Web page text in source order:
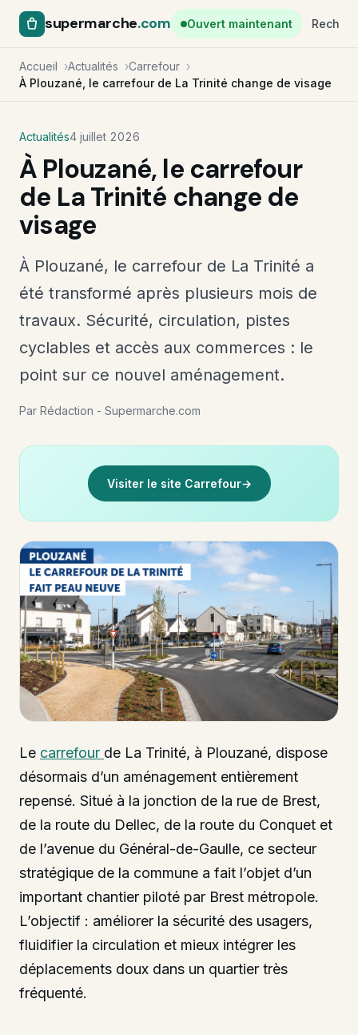
supermarche.com Ouvert maintenant
Accueil Actualités
Carrefour
À Plouzané, le carrefour de La Trinité change de visage
Actualités4 juillet 2026
À Plouzané, le carrefour
de La Trinité change de
visage
À Plouzané, le carrefour de La Trinité a
été transformé après plusieurs mois de
travaux. Sécurité, circulation, pistes
cyclables et accès aux commerces : le
point sur ce nouvel aménagement.
Par Rédaction - Supermarche.com
Visiter le site Carrefour→
Le carrefour de La Trinité, à Plouzané, dispose
désormais d’un aménagement entièrement
repensé. Situé à la jonction de la rue de Brest,
de la route du Dellec, de la route du Conquet et
de l’avenue du Général-de-Gaulle, ce secteur
stratégique de la commune a fait l’objet d’un
important chantier piloté par Brest métropole.
L’objectif : améliorer la sécurité des usagers,
fluidifier la circulation et mieux intégrer les
déplacements doux dans un quartier très
fréquenté.